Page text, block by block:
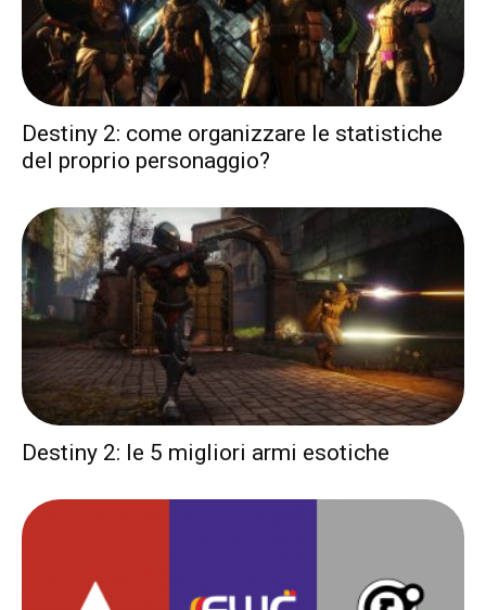
Destiny 2: come organizzare le statistiche
del proprio personaggio?
Destiny 2: le 5 migliori armi esotiche